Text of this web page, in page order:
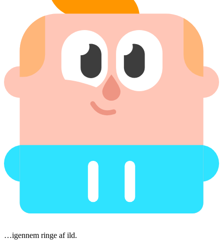
…igennem ringe af ild.